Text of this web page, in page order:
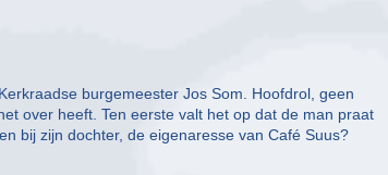
burgemeester Jos Som. Hoofdrol, geen
over heeft. Ten eerste valt het op dat de man praat
bij zijn dochter, de eigenaresse van Café Suus?